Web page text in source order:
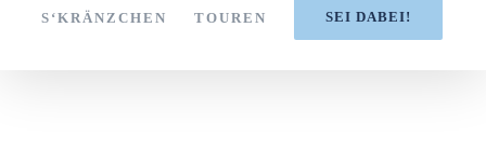
S‘KRÄNZCHEN TOUREN SEI DABEI!